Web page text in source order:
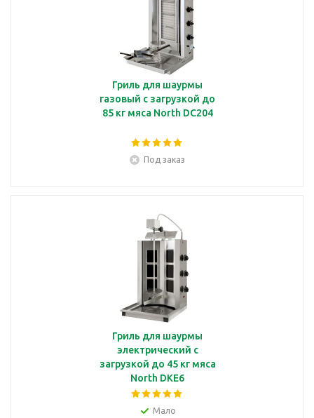
Гриль для шаурмы
газовый с загрузкой до
85 кг мяса North DC204
Под заказ
Гриль для шаурмы
электрический с
загрузкой до 45 кг мяса
North DKE6
Мало